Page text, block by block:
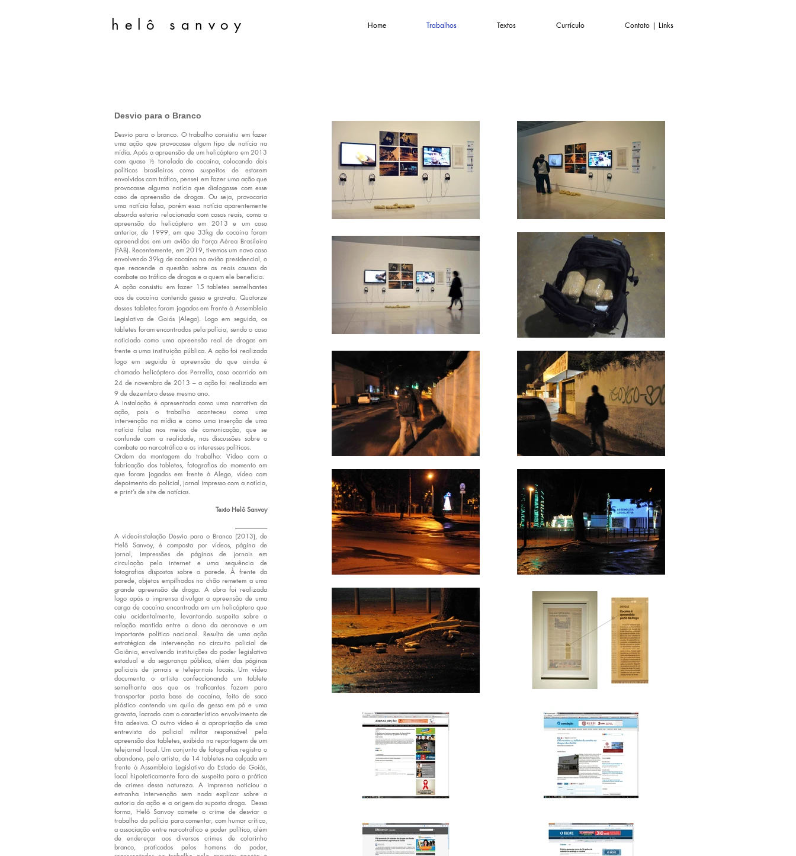
helô sanvoy Home Trabalhos Textos Currículo Contato | Links
Desvio para o Branco
Desvio para o branco. O trabalho consistiu em fazer
uma ação que provocasse algum tipo de notícia na
mídia. Após a apreensão de um helicóptero em 2013
com quase ½ tonelada de cocaína, colocando dois
políticos brasileiros como suspeitos de estarem
envolvidos com tráfico, pensei em fazer uma ação que
provocasse alguma notícia que dialogasse com esse
caso de apreensão de drogas. Ou seja, provocaria
uma notícia falsa, porém essa notícia aparentemente
absurda estaria relacionada com casos reais, como a
apreensão do helicóptero em 2013 e um caso
anterior, de 1999, em que 33kg de cocaína foram
apreendidos em um avião da Força Aérea Brasileira
(FAB). Recentemente, em 2019, tivemos um novo caso
envolvendo 39kg de cocaína no avião presidencial, o
que reacende a questão sobre as reais causas do
combate ao tráfico de drogas e a quem ele beneficia.
A ação consistiu em fazer 15 tabletes semelhantes
aos de cocaína contendo gesso e gravata. Quatorze
desses tabletes foram jogados em frente à Assembleia
Legislativa de Goiás (Alego). Logo em seguida, os
tabletes foram encontrados pela polícia, sendo o caso
noticiado como uma apreensão real de drogas em
frente a uma instituição pública. A ação foi realizada
logo em seguida à apreensão do que ainda é
chamado helicóptero dos Perrella, caso ocorrido em
24 de novembro de 2013 – a ação foi realizada em
9 de dezembro desse mesmo ano.
A instalação é apresentada como uma narrativa da
ação, pois o trabalho aconteceu como uma
intervenção na mídia e como uma inserção de uma
notícia falsa nos meios de comunicação, que se
confunde com a realidade, nas discussões sobre o
combate ao narcotráfico e os interesses políticos.
Ordem da montagem do trabalho: Vídeo com a
fabricação dos tabletes, fotografias do momento em
que foram jogados em frente à Alego, vídeo com
depoimento do policial, jornal impresso com a notícia,
e print’s de site de notícias.
Texto Helô Sanvoy
---------------------------
A videoinstalação Desvio para o Branco (2013), de
Helô Sanvoy, é composta por vídeos, página de
jornal, impressões de páginas de jornais em
circulação pela internet e uma sequência de
fotografias dispostas sobre a parede. À frente da
parede, objetos empilhados no chão remetem a uma
grande apreensão de droga. A obra foi realizada
logo após a imprensa divulgar a apreensão de uma
carga de cocaína encontrada em um helicóptero que
caiu acidentalmente, levantando suspeita sobre a
relação mantida entre o dono da aeronave e um
importante político nacional. Resulta de uma ação
estratégica de intervenção no circuito policial de
Goiânia, envolvendo instituições do poder legislativo
estadual e da segurança pública, além das páginas
policiais de jornais e telejornais locais. Um vídeo
documenta o artista confeccionando um tablete
semelhante aos que os traficantes fazem para
transportar pasta base de cocaína, feito de saco
plástico contendo um quilo de gesso em pó e uma
gravata, lacrado com o característico envolvimento de
fita adesiva. O outro vídeo é a apropriação de uma
entrevista do policial militar responsável pela
apreensão dos tabletes, exibida na reportagem de um
telejornal local. Um conjunto de fotografias registra o
abandono, pelo artista, de 14 tabletes na calçada em
frente à Assembleia Legislativa do Estado de Goiás,
local hipoteticamente fora de suspeita para a prática
de crimes dessa natureza. A imprensa noticiou a
estranha intervenção sem nada explicar sobre a
autoria da ação e a origem da suposta droga. Dessa
forma, Helô Sanvoy comete o crime de desviar o
trabalho da polícia para comentar, com humor crítico,
a associação entre narcotráfico e poder político, além
de endereçar aos diversos crimes de colarinho
branco, praticados pelos homens do poder,